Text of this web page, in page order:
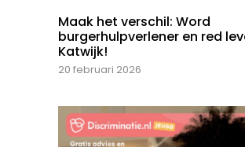
Maak het verschil: Word
burgerhulpverlener en red
Katwijk!
20 februari 2026